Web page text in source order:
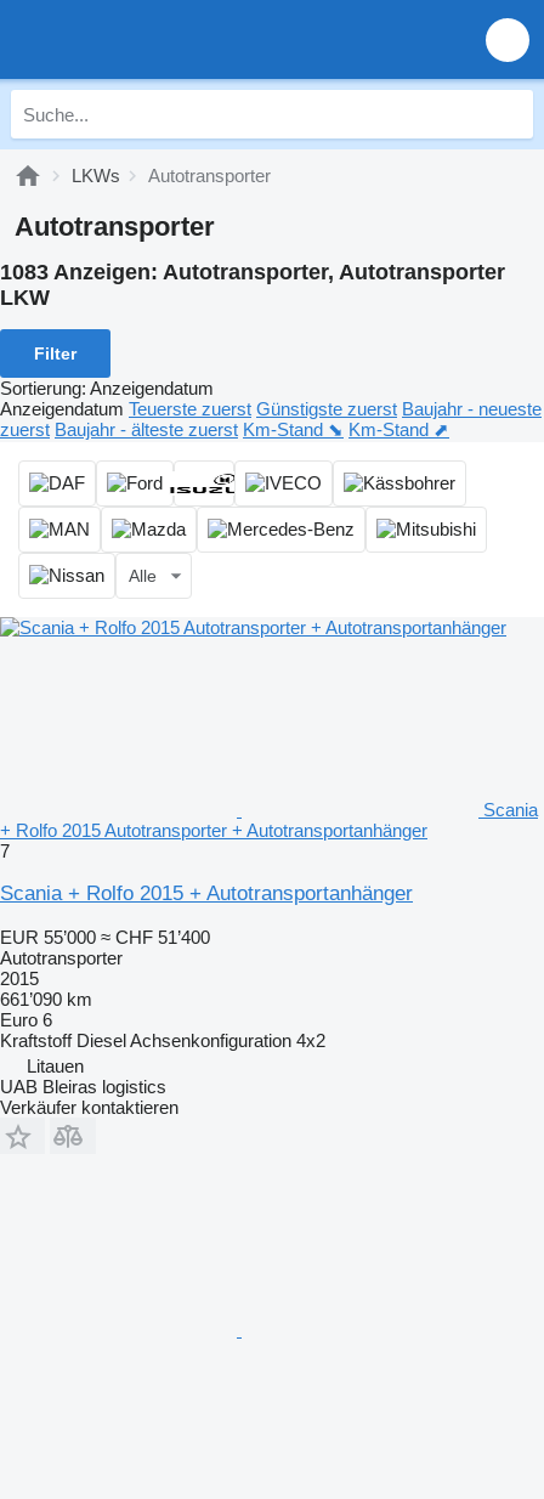
LKWs Autotransporter
Autotransporter
1083 Anzeigen: Autotransporter, Autotransporter
LKW
Filter
Sortierung: Anzeigendatum
Anzeigendatum Teuerste zuerst Günstigste zuerst Baujahr - neueste
zuerst Baujahr - älteste zuerst Km-Stand ⬊ Km-Stand ⬈
Alle
Scania
+ Rolfo 2015 Autotransporter + Autotransportanhänger
7
Scania + Rolfo 2015 + Autotransportanhänger
EUR 55’000 ≈ CHF 51’400
Autotransporter
2015
661’090 km
Euro 6
Kraftstoff DieselAchsenkonfiguration 4x2
Litauen
UAB Bleiras logistics
Verkäufer kontaktieren